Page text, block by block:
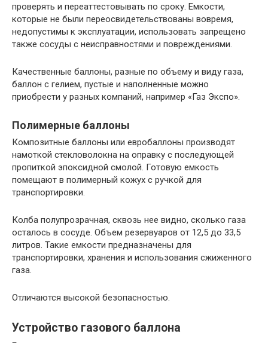
проверять и переаттестовывать по сроку. Емкости,
которые не были переосвидетельствованы вовремя,
недопустимы к эксплуатации, использовать запрещено
также сосуды с неисправностями и повреждениями.
Качественные баллоны, разные по объему и виду газа,
баллон с гелием, пустые и наполненные можно
приобрести у разных компаний, например «Газ Экспо».
Полимерные баллоны
Композитные баллоны или евробаллоны производят
намоткой стекловолокна на оправку с последующей
пропиткой эпоксидной смолой. Готовую емкость
помещают в полимерный кожух с ручкой для
транспортировки.
Колба полупрозрачная, сквозь нее видно, сколько газа
осталось в сосуде. Объем резервуаров от 12,5 до 33,5
литров. Такие емкости предназначены для
транспортировки, хранения и использования сжиженного
газа.
Отличаются высокой безопасностью.
Устройство газового баллона